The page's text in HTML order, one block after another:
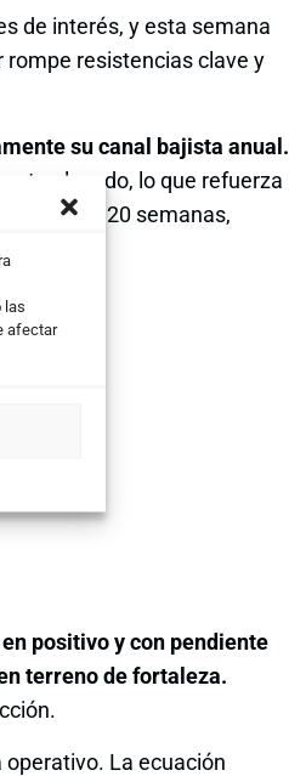
las
afectar
de interés, y esta semana
resistencias clave y
su canal bajista anual.
elevado, lo que refuerza
móvil de 20 semanas,
positivo y con pendiente
terreno de fortaleza.
La ecuación